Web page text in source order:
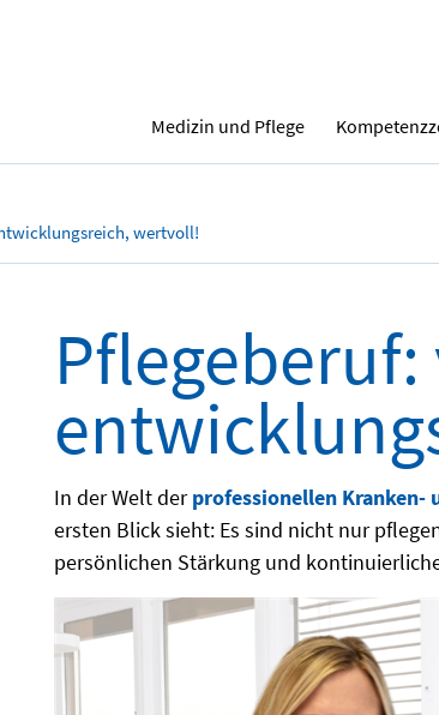
Medizin und Pflege
wertvoll!
In der Welt derprofessionellen Kranken-
ersten Blick sieht: Es sind nicht nur
persönlichen Stärkung und